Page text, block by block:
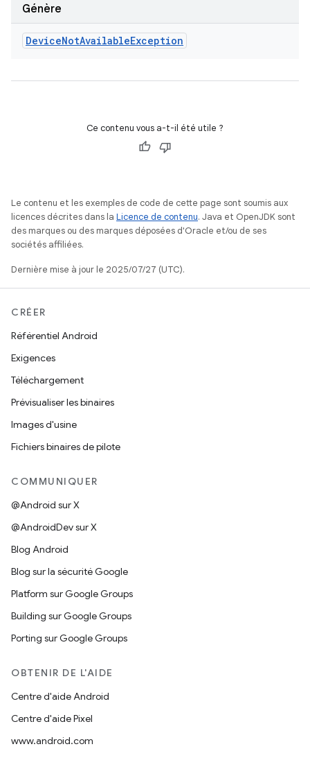
Génère
DeviceNotAvailableException
Ce contenu vous a-t-il été utile ?
Le contenu et les exemples de code de cette page sont soumis aux
licences décrites dans la Licence de contenu. Java et OpenJDK sont
des marques ou des marques déposées d'Oracle et/ou de ses
sociétés affiliées.
Dernière mise à jour le 2025/07/27 (UTC).
CRÉER
Référentiel Android
Exigences
Téléchargement
Prévisualiser les binaires
Images d'usine
Fichiers binaires de pilote
COMMUNIQUER
@Android sur X
@AndroidDev sur X
Blog Android
Blog sur la sécurité Google
Platform sur Google Groups
Building sur Google Groups
Porting sur Google Groups
OBTENIR DE L'AIDE
Centre d'aide Android
Centre d'aide Pixel
www.android.com